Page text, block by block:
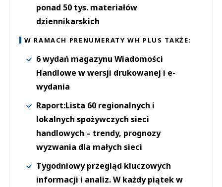
ponad 50 tys. materiałów
dziennikarskich
W RAMACH PRENUMERATY WH PLUS TAKŻE:
6 wydań magazynu Wiadomości
Handlowe w wersji drukowanej i e-
wydania
Raport:Lista 60 regionalnych i
lokalnych spożywczych sieci
handlowych – trendy, prognozy
wyzwania dla małych sieci
Tygodniowy przegląd kluczowych
informacji i analiz. W każdy piątek w